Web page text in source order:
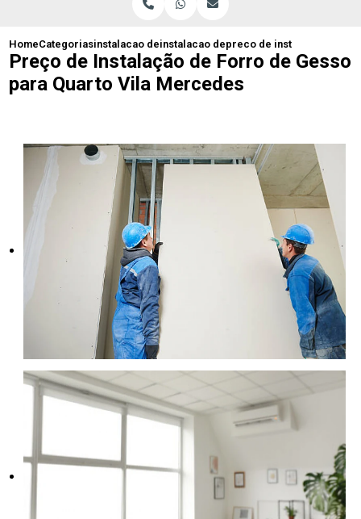
HomeCategoriasinstalacao de forros de gesso
instalacao de forro gesso acartonado
preco de instalacao de
Preço de Instalação de Forro de Gesso
para Quarto Vila Mercedes